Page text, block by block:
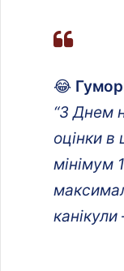
😂
“З Днем
оцінки в
мінімум